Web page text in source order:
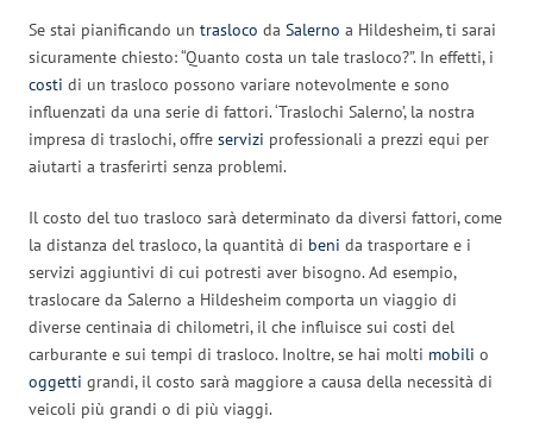
Se stai pianificando un trasloco da Salerno a Hildesheim, ti sarai
sicuramente chiesto: “Quanto costa un tale trasloco?”. In effetti, i
costi di un trasloco possono variare notevolmente e sono
influenzati da una serie di fattori. ‘Traslochi Salerno’, la nostra
impresa di traslochi, offre servizi professionali a prezzi equi per
aiutarti a trasferirti senza problemi.
Il costo del tuo trasloco sarà determinato da diversi fattori, come
la distanza del trasloco, la quantità di beni da trasportare e i
servizi aggiuntivi di cui potresti aver bisogno. Ad esempio,
traslocare da Salerno a Hildesheim comporta un viaggio di
diverse centinaia di chilometri, il che influisce sui costi del
carburante e sui tempi di trasloco. Inoltre, se hai molti mobili o
oggetti grandi, il costo sarà maggiore a causa della necessità di
veicoli più grandi o di più viaggi.